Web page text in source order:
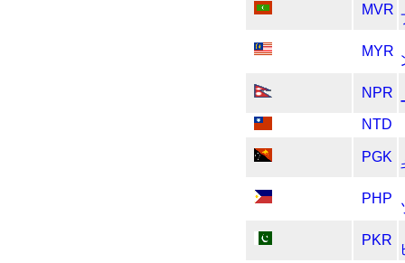
MVR
MYR
NPR
NTD
PGK
PHP
PKR